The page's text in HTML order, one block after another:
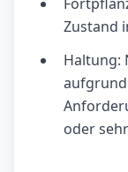
Zustand
Haltung:
oder